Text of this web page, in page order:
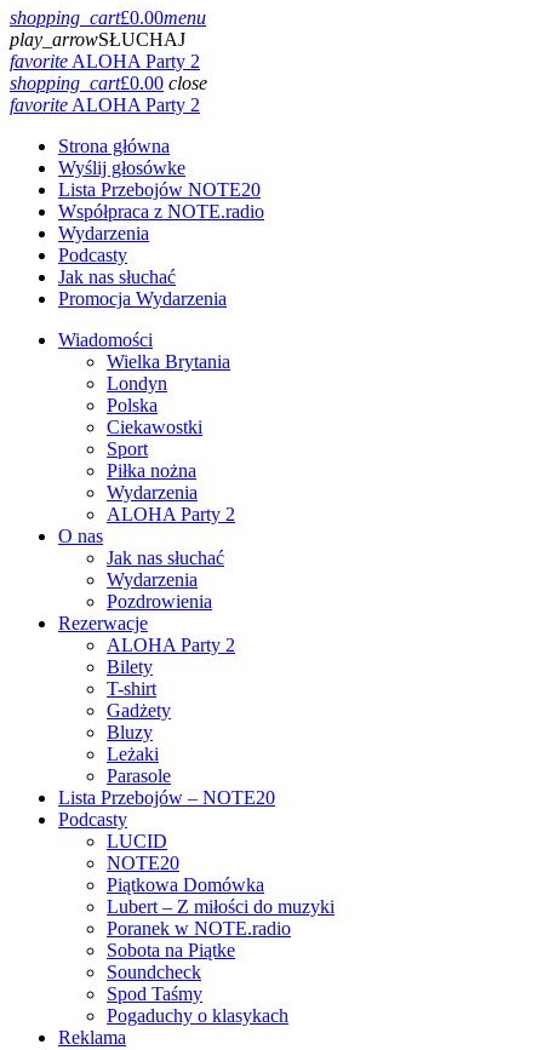
shopping_cart£0.00menu
play_arrowSŁUCHAJ
favoriteALOHA Party 2
shopping_cart£0.00 close
favoriteALOHA Party 2
Strona główna
Wyślij głosówke
Lista Przebojów NOTE20
Współpraca z NOTE.radio
Wydarzenia
Podcasty
Jak nas słuchać
Promocja Wydarzenia
Wiadomości
Wielka Brytania
Londyn
Polska
Ciekawostki
Sport
Piłka nożna
Wydarzenia
ALOHA Party 2
O nas
Jak nas słuchać
Wydarzenia
Pozdrowienia
Rezerwacje
ALOHA Party 2
Bilety
T-shirt
Gadżety
Bluzy
Leżaki
Parasole
Lista Przebojów – NOTE20
Podcasty
LUCID
NOTE20
Piątkowa Domówka
Lubert – Z miłości do muzyki
Poranek w NOTE.radio
Sobota na Piątke
Soundcheck
Spod Taśmy
Pogaduchy o klasykach
Reklama